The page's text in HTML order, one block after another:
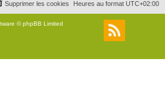
Heures au format UTC+02:00
Supprimer les cookies
© phpBB Limited